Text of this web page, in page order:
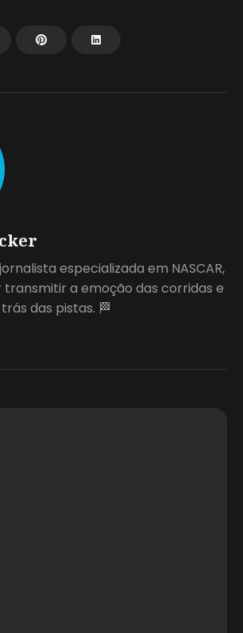
especializada em NASCAR,
a emoção das corridas e
das pistas. 🏁